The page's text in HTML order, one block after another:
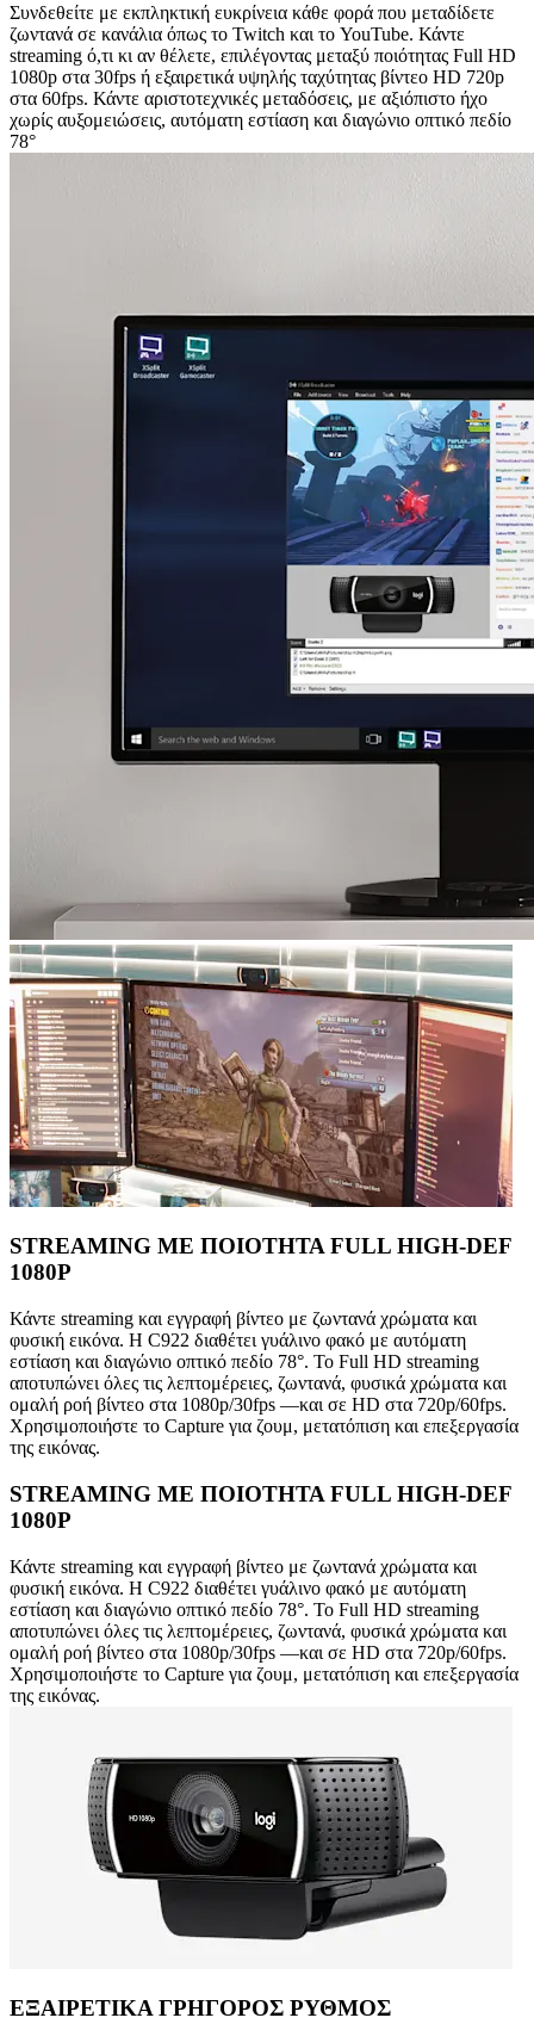
Συνδεθείτε με εκπληκτική ευκρίνεια κάθε φορά που μεταδίδετε
ζωντανά σε κανάλια όπως το Twitch και το YouTube. Κάντε
streaming ό,τι κι αν θέλετε, επιλέγοντας μεταξύ ποιότητας Full HD
1080p στα 30fps ή εξαιρετικά υψηλής ταχύτητας βίντεο HD 720p
στα 60fps. Κάντε αριστοτεχνικές μεταδόσεις, με αξιόπιστο ήχο
χωρίς αυξομειώσεις, αυτόματη εστίαση και διαγώνιο οπτικό πεδίο
78°
STREAMING ΜΕ ΠΟΙΟΤΗΤΑ FULL HIGH-DEF
1080P
Κάντε streaming και εγγραφή βίντεο με ζωντανά χρώματα και
φυσική εικόνα. Η C922 διαθέτει γυάλινο φακό με αυτόματη
εστίαση και διαγώνιο οπτικό πεδίο 78°. Το Full HD streaming
αποτυπώνει όλες τις λεπτομέρειες, ζωντανά, φυσικά χρώματα και
ομαλή ροή βίντεο στα 1080p/30fps —και σε HD στα 720p/60fps.
Χρησιμοποιήστε το Capture για ζουμ, μετατόπιση και επεξεργασία
της εικόνας.
STREAMING ΜΕ ΠΟΙΟΤΗΤΑ FULL HIGH-DEF
1080P
Κάντε streaming και εγγραφή βίντεο με ζωντανά χρώματα και
φυσική εικόνα. Η C922 διαθέτει γυάλινο φακό με αυτόματη
εστίαση και διαγώνιο οπτικό πεδίο 78°. Το Full HD streaming
αποτυπώνει όλες τις λεπτομέρειες, ζωντανά, φυσικά χρώματα και
ομαλή ροή βίντεο στα 1080p/30fps —και σε HD στα 720p/60fps.
Χρησιμοποιήστε το Capture για ζουμ, μετατόπιση και επεξεργασία
της εικόνας.
ΕΞΑΙΡΕΤΙΚΑ ΓΡΗΓΟΡΟΣ ΡΥΘΜΟΣ